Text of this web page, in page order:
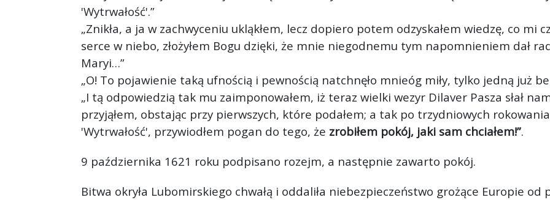
'Wytrwałość'.”
„Znikła, a ja w zachwyceniu ukląkłem, lecz dopiero potem odzyskałem wiedzę, co mi
serce w niebo, złożyłem Bogu dzięki, że mnie niegodnemu tym napomnieniem dał
Maryi…”
„O! To pojawienie taką ufnością i pewnością natchnęło mnieóg miły, tylko jedną już
„I tą odpowiedzią tak mu zaimponowałem, iż teraz wielki wezyr Dilaver Pasza słał
przyjąłem, obstając przy pierwszych, które podałem; a tak po trzydniowych
'Wytrwałość', przywiodłem pogan do tego, że zrobiłem pokój, jaki sam chciałem!”.
9 października 1621 roku podpisano rozejm, a następnie zawarto pokój.
Bitwa okryła Lubomirskiego chwałą i oddaliła niebezpieczeństwo grożące Europie od